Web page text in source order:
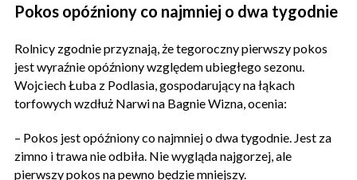
Pokos opóźniony co najmniej o dwa tygodnie
Rolnicy zgodnie przyznają, że tegoroczny pierwszy pokos
jest wyraźnie opóźniony względem ubiegłego sezonu.
Wojciech Łuba z Podlasia, gospodarujący na łąkach
torfowych wzdłuż Narwi na Bagnie Wizna, ocenia:
– Pokos jest opóźniony co najmniej o dwa tygodnie. Jest za
zimno i trawa nie odbiła. Nie wygląda najgorzej, ale
pierwszy pokos na pewno będzie mniejszy.